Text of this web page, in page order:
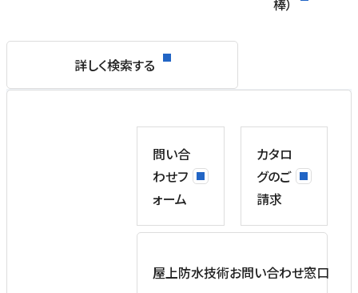
棒）
詳しく検索する
問い合
わせフ
ォーム
カタロ
グのご
請求
屋上防水技術お問い合わせ窓口